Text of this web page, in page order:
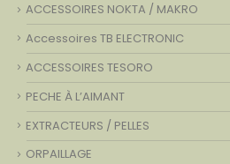
ACCESSOIRES NOKTA / MAKRO
Accessoires TB ELECTRONIC
ACCESSOIRES TESORO
PECHE À L’AIMANT
EXTRACTEURS / PELLES
ORPAILLAGE